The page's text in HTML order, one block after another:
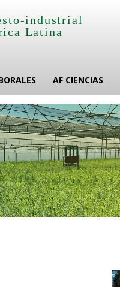
industrial
Latina
AF CIENCIAS